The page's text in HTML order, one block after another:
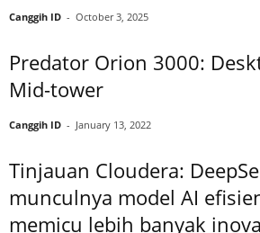
Canggih ID - October 3, 2025
Predator Orion 3000:
Mid-tower
Canggih ID - January 13, 2022
Tinjauan Cloudera:
munculnya model AI
memicu lebih banyak